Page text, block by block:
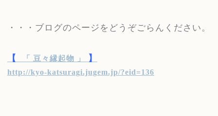
・・・ブログのページをどうぞごらんください。
【 「 豆々縁起物 」 】
http://kyo-katsuragi.jugem.jp/?eid=136